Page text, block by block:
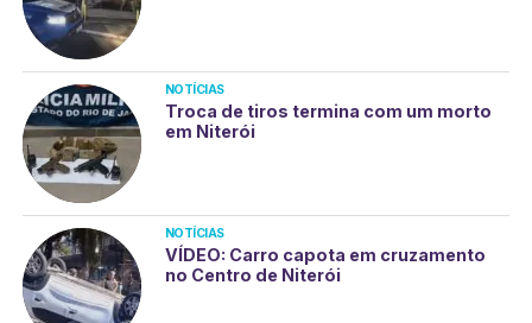
NOTÍCIAS
Troca de tiros termina com um morto
em Niterói
NOTÍCIAS
VÍDEO: Carro capota em cruzamento
no Centro de Niterói